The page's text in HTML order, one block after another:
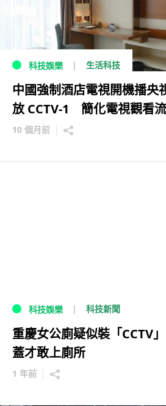
科技娛樂 生活科技
中國強制酒店電視開機播
放 CCTV-1 簡化電視觀看
10 個月前
科技娛樂 科技新聞
重慶女公廁疑似裝「CCTV
蓋才敢上廁所
1 年前